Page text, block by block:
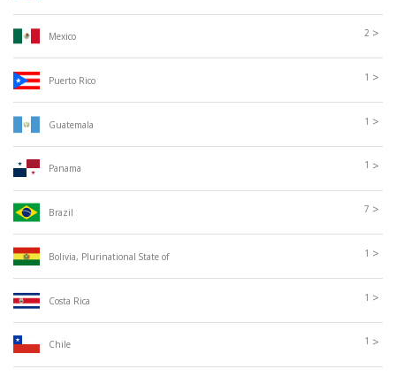
Mexico 2 >
Puerto Rico 1 >
Guatemala 1 >
Panama 1 >
Brazil 7 >
Bolivia, Plurinational State of 1 >
Costa Rica 1 >
Chile 1 >